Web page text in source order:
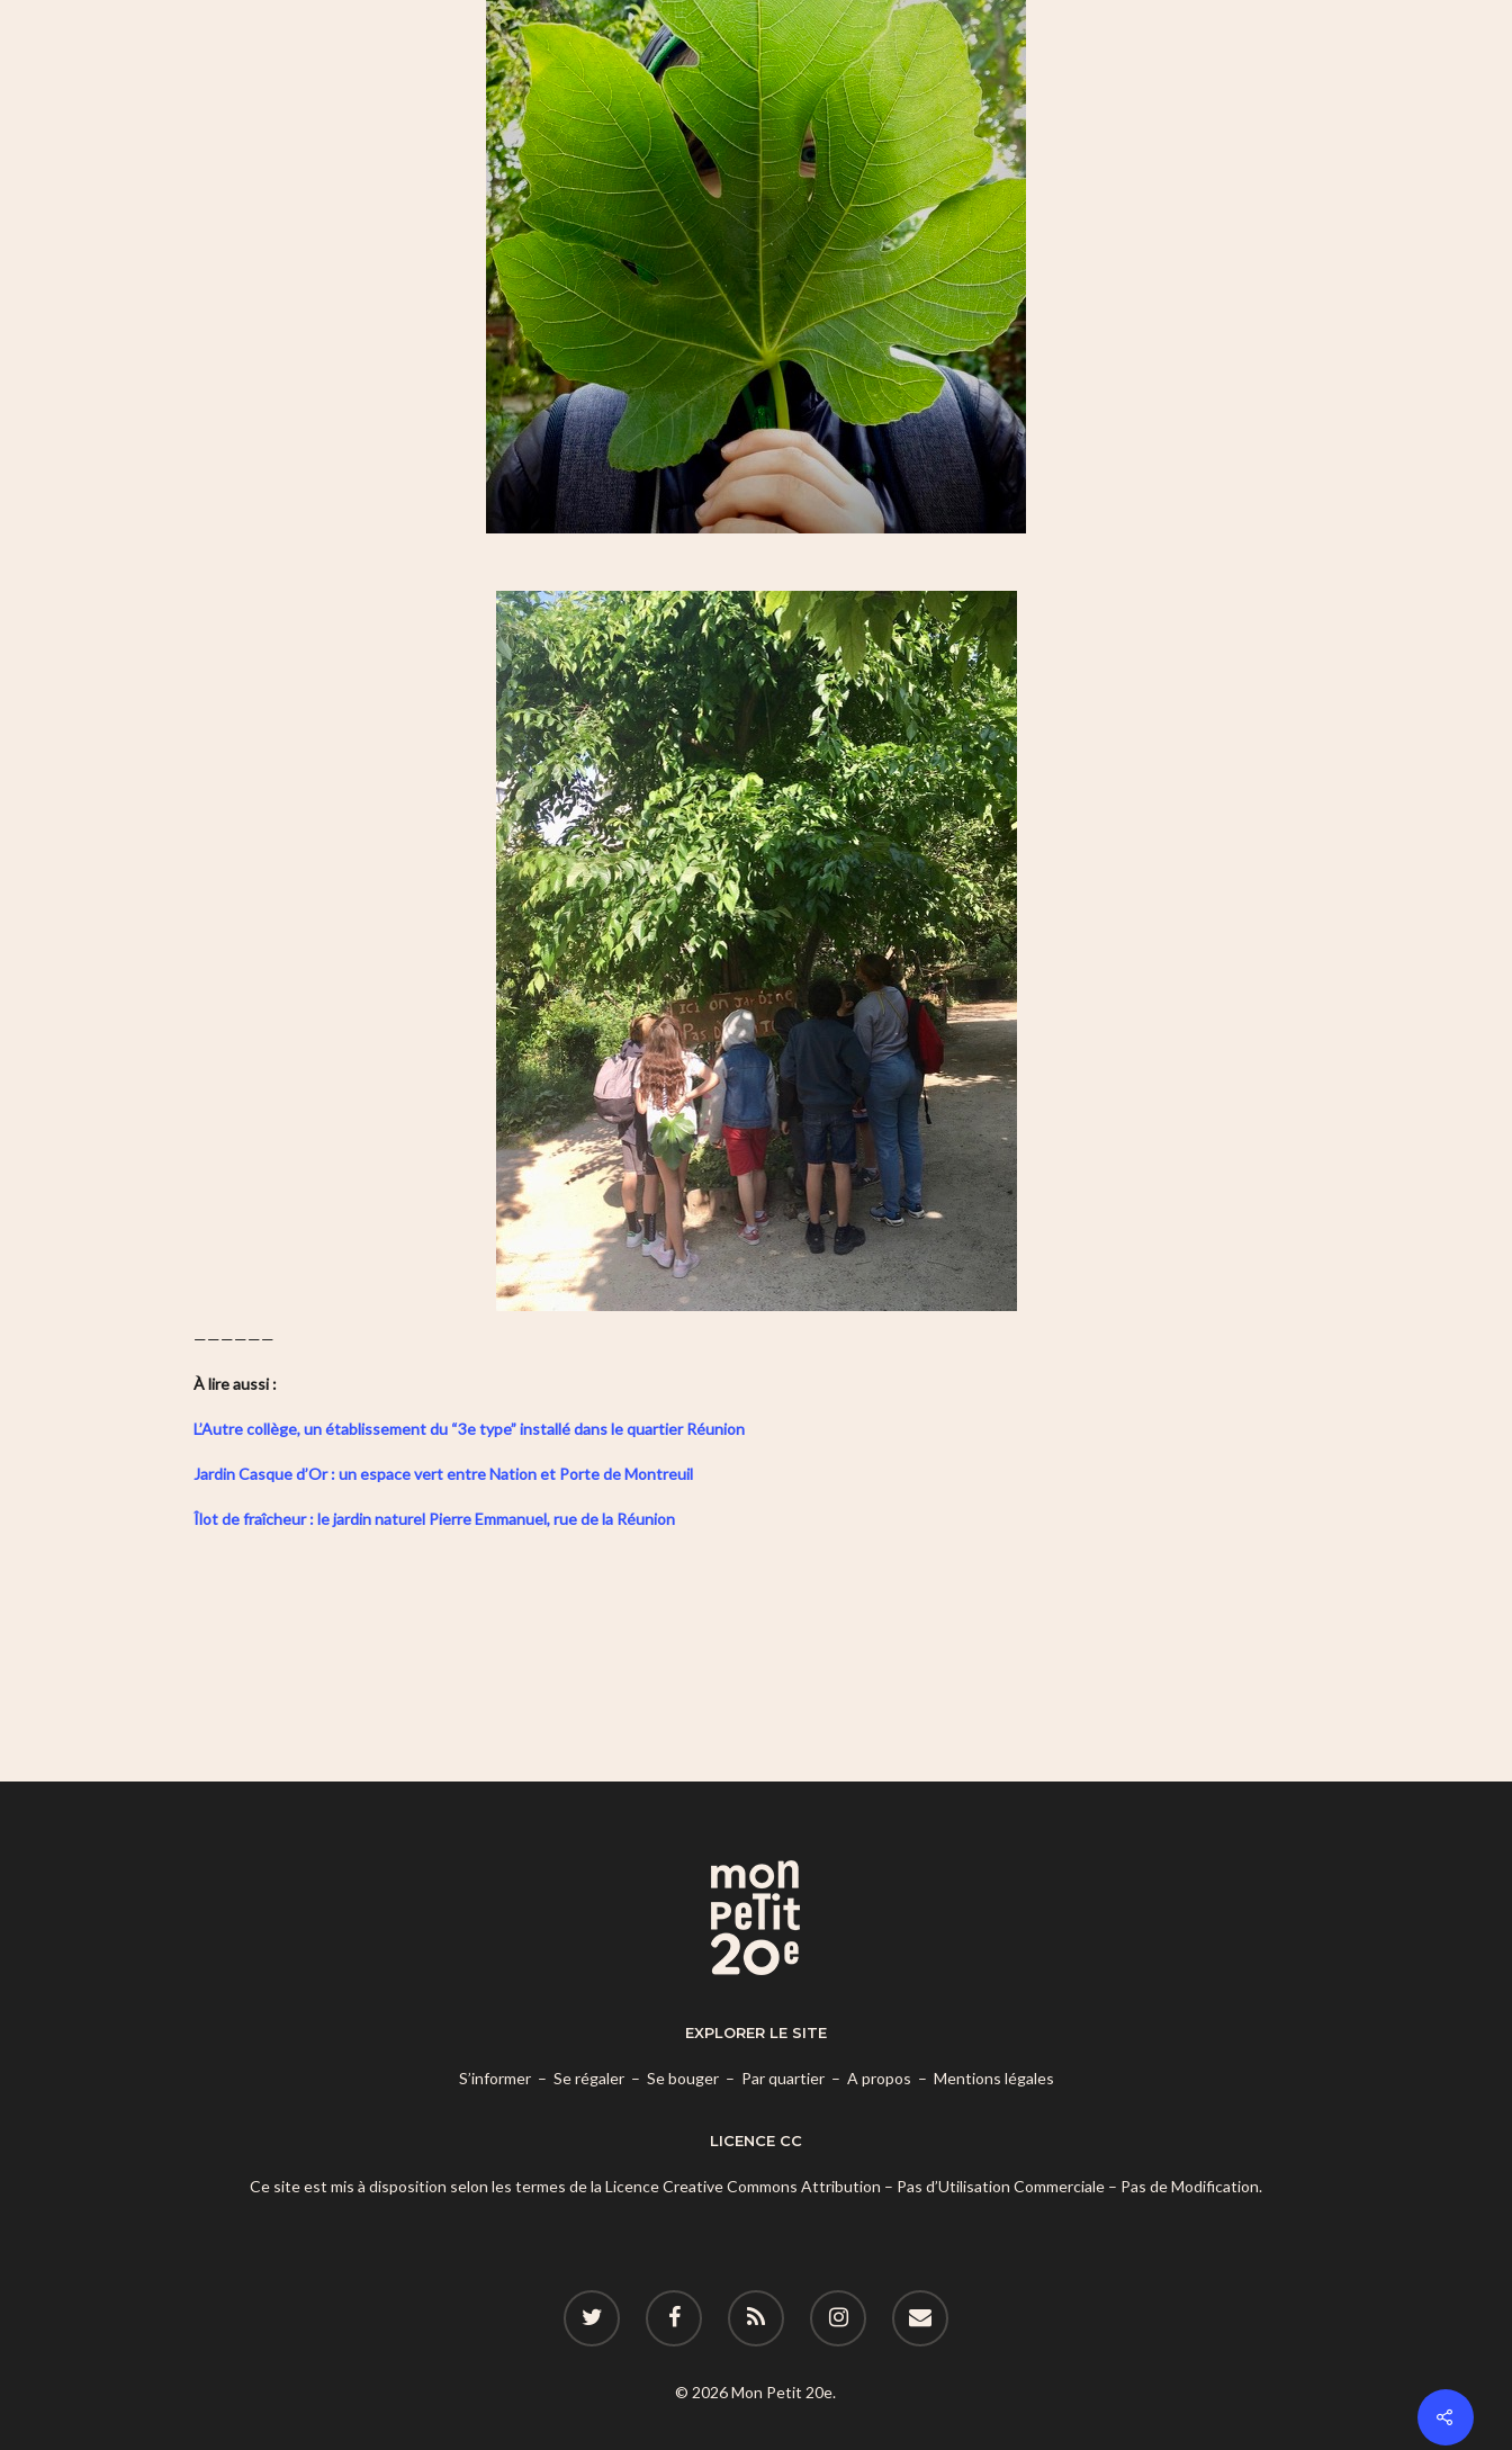
——————
À lire aussi :
L’Autre collège, un établissement du “3e type” installé dans le quartier Réunion
Jardin Casque d’Or : un espace vert entre Nation et Porte de Montreuil
Îlot de fraîcheur : le jardin naturel Pierre Emmanuel, rue de la Réunion
EXPLORER LE SITE
S’informer– Se régaler– Se bouger– Par quartier– A propos – Mentions légales
LICENCE CC
Ce site est mis à disposition selon les termes de la Licence Creative Commons Attribution – Pas d’Utilisation Commerciale – Pas de Modification.
© 2026 Mon Petit 20e.